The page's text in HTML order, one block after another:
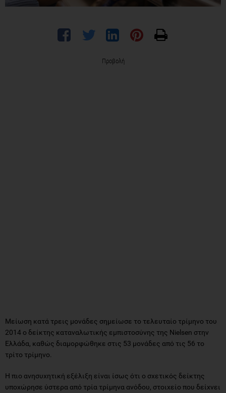
Προβολή
Mείωση κατά τρεις μονάδες σημείωσε το τελευταίο τρίμηνο του
2014 ο δείκτης καταναλωτικής εμπιστοσύνης της Nielsen στην
Ελλάδα, καθώς διαμορφώθηκε στις 53 μονάδες από τις 56 το
τρίτο τρίμηνο.
Η πιο ανησυχητική εξέλιξη είναι ίσως ότι ο σχετικός δείκτης
υποχώρησε ύστερα από τρία τρίμηνα ανόδου, στοιχείο που δείχνει